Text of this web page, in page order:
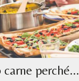
carne perché…